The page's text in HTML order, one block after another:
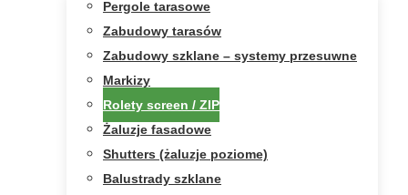
Pergole tarasowe
Zabudowy tarasów
Zabudowy szklane – systemy przesuwne
Markizy
Rolety screen / ZIP
Żaluzje fasadowe
Shutters (żaluzje poziome)
Balustrady szklane